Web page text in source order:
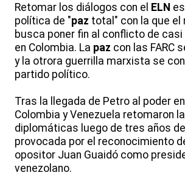
Retomar los diálogos con el ELN
política de "paz total" con la que el
busca poner fin al conflicto de
en Colombia. La paz con las FARC
y la otrora guerrilla marxista se
partido político.
Tras la llegada de Petro al poder
Colombia y Venezuela retomaron
diplomáticas luego de tres años
provocada por el reconocimiento
opositor Juan Guaidó como
venezolano.